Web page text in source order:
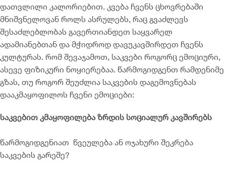
დათვლილი კალორიებით. კვება ჩვენს ცხოვრებაში
მნიშვნელოვან როლს ასრულებს, რაც გვაძლევს
შესაძლებლობას გავერთიანდეთ საყვარელ
ადამიანებთან და მჭიდროდ დავუკავშირდეთ ჩვენს
კულტურას. რომ შევაჯამოთ, საკვები როგორც ემოციური,
ასევე ფიზიკური ნოყიერებაა. წარმოგიდგენთ რამდენიმე
გზას, თუ როგორ შეუძლია საკვების დაგემოვნებას
დააკმაყოფილოს ჩვენი ემოციები:
საკვებით კმაყოფილება ზრდის სოციალურ კავშირებს
წარმოგიდგენიათ წვეულება ან ოჯახური შეკრება
საკვების გარეშე?